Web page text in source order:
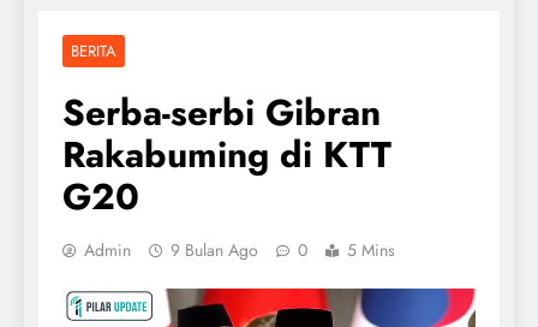
BERITA
Serba-serbi Gibran
Rakabuming di KTT
G20
Admin 9 Bulan Ago 0 5 Mins